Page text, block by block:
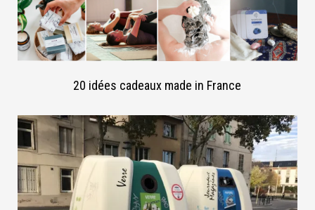
20 idées cadeaux made in France